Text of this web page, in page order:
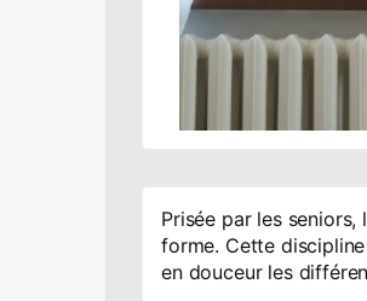
Prisée par les
forme. Cette
en douceur les